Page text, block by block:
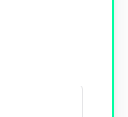
site são
de